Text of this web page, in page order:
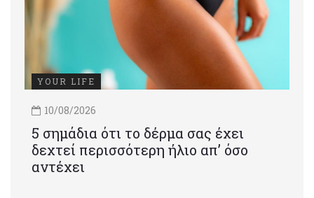
YOUR LIFE
10/08/2026
5 σημάδια ότι το δέρμα σας έχει
δεχτεί περισσότερη ήλιο απ’ όσο
αντέχει